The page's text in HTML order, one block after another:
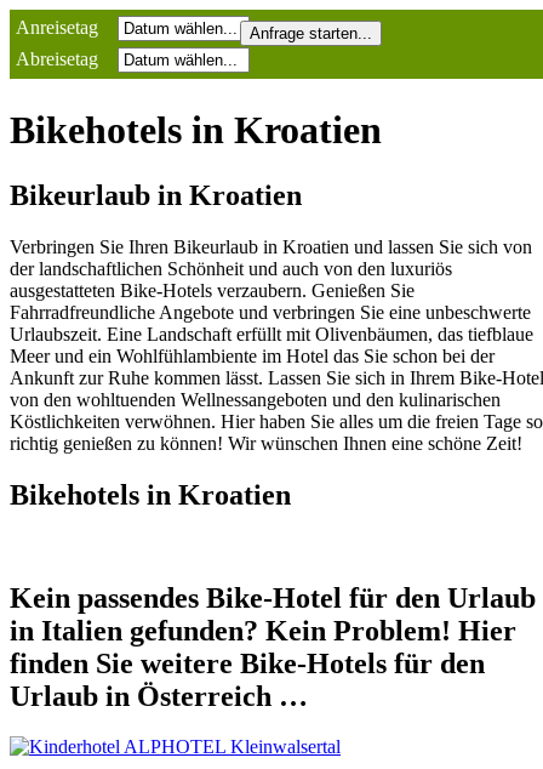
Anreisetag
Abreisetag
Bikehotels in Kroatien
Bikeurlaub in Kroatien
Verbringen Sie Ihren Bikeurlaub in Kroatien und lassen Sie sich von
der landschaftlichen Schönheit und auch von den luxuriös
ausgestatteten Bike-Hotels verzaubern. Genießen Sie
Fahrradfreundliche Angebote und verbringen Sie eine unbeschwerte
Urlaubszeit. Eine Landschaft erfüllt mit Olivenbäumen, das tiefblaue
Meer und ein Wohlfühlambiente im Hotel das Sie schon bei der
Ankunft zur Ruhe kommen lässt. Lassen Sie sich in Ihrem Bike-Hotel
von den wohltuenden Wellnessangeboten und den kulinarischen
Köstlichkeiten verwöhnen. Hier haben Sie alles um die freien Tage so
richtig genießen zu können! Wir wünschen Ihnen eine schöne Zeit!
Bikehotels in Kroatien
Kein passendes Bike-Hotel für den Urlaub
in Italien gefunden? Kein Problem! Hier
finden Sie weitere Bike-Hotels für den
Urlaub in Österreich …